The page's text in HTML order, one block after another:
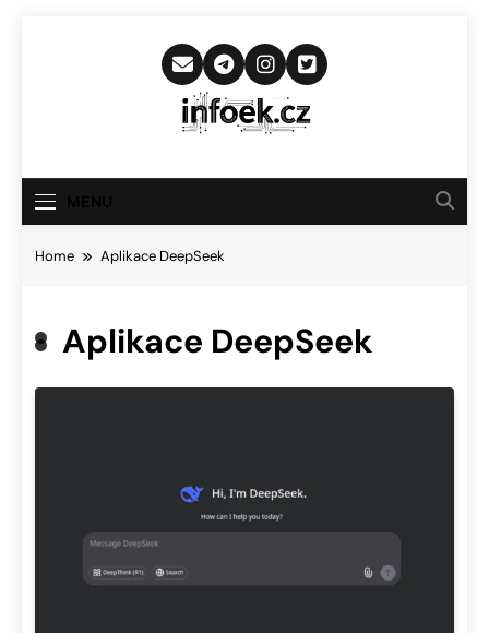
Infoek.cz
Novinkám
Home Aplikace DeepSeek
Aplikace DeepSeek